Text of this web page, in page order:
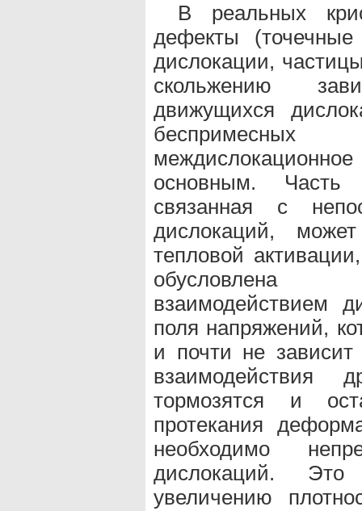
В реальных
дефекты
дислокации,
скольжению
движущихся
беспримесных
основным. Часть
связанная с
дислокаций,
тепловой
обусловлена
взаимодействием
поля напряжений,
и почти не зависит
взаимодействия
тормозятся и
протекания
необходимо
дислокаций.
увеличению